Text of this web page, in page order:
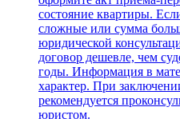
состояние квартиры.
сложные или сумма
юридической
договор дешевле, чем
годы. Информация в
характер. При
рекомендуется
юристом.